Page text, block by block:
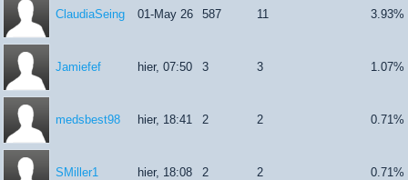
ClaudiaSeing 01-May 26 587 11 3.93%
Jamiefef hier, 07:50 3 3 1.07%
medsbest98 hier, 18:41 2 2 0.71%
SMiller1 hier, 18:08 2 2 0.71%